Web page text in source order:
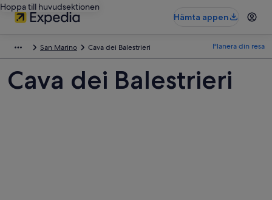
Hoppa till huvudsektionen
Hämta appen
San Marino Cava dei Balestrieri Planera din resa
Cava dei Balestrieri